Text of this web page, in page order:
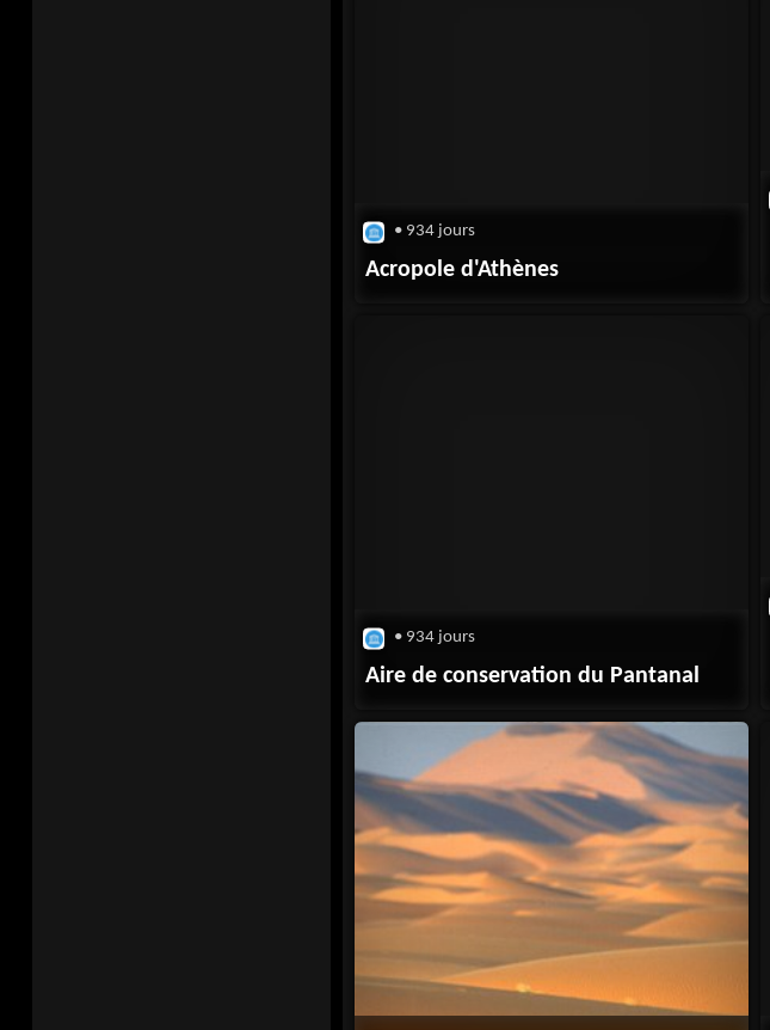
• 934 jours
Acropole d'Athènes
• 934 jours
Aire de conservation du Pantanal